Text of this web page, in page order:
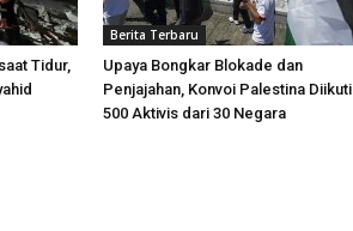
Tidur,
Berita Terbaru
Upaya Bongkar Blokade dan
Penjajahan, Konvoi Palestina Diikuti
500 Aktivis dari 30 Negara